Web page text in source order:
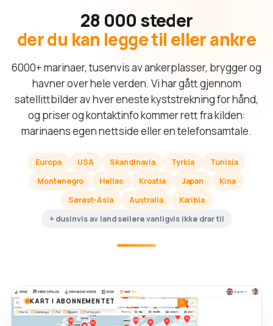
28 000 steder
der du kan legge til eller ankre
6000+ marinaer, tusenvis av ankerplasser, brygger og
havner over hele verden. Vi har gått gjennom
satellittbilder av hver eneste kyststrekning for hånd,
og priser og kontaktinfo kommer rett fra kilden:
marinaens egen nettside eller en telefonsamtale.
Europa USA Skandinavia Tyrkia
Tunisia
Montenegro
Hellas Kroatia Japan
Kina
Sørøst-Asia
Australia
Karibia
+ dusinvis av land seilere vanligvis ikke drar til
KART I ABONNEMENTET